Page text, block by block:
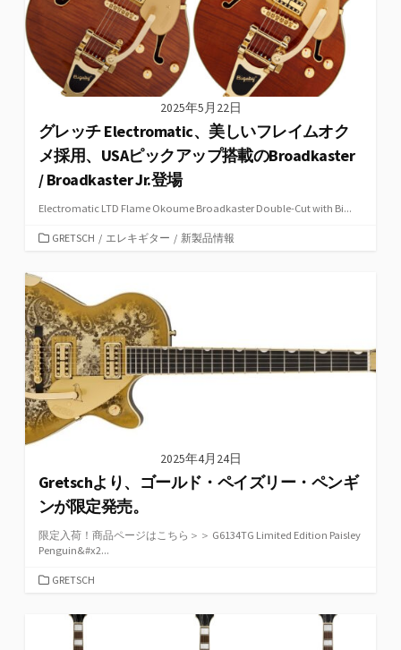
2025年5月22日
グレッチ Electromatic、美しいフレイムオク
メ採用、USAピックアップ搭載のBroadkaster
/ Broadkaster Jr.登場
Electromatic LTD Flame Okoume Broadkaster Double-Cut with Bi...
カ
リ
ー
GRETSCH / エレキギター / 新製品情報
2025年4月24日
Gretschより、ゴールド・ペイズリー・ペンギ
ンが限定発売。
限定入荷！商品ページはこちら＞＞ G6134TG Limited Edition Paisley
Penguin&#x2...
カGRETSCH